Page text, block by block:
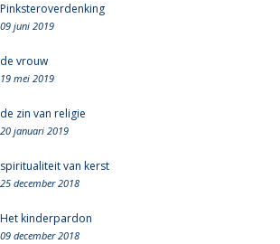
Pinksteroverdenking
09 juni 2019
de vrouw
19 mei 2019
de zin van religie
20 januari 2019
spiritualiteit van kerst
25 december 2018
Het kinderpardon
09 december 2018